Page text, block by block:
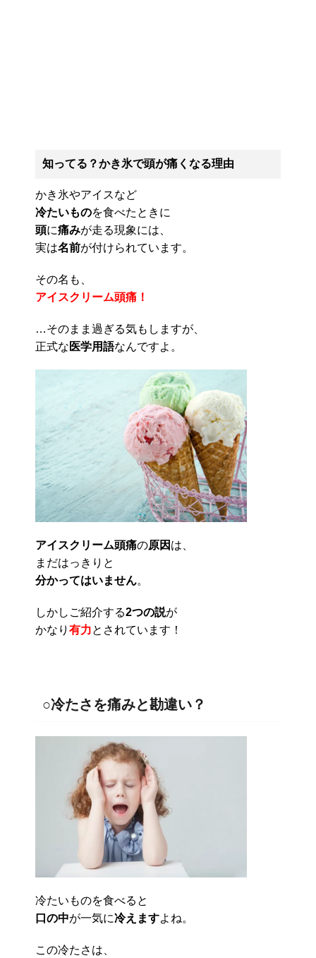
知ってる？かき氷で頭が痛くなる理由
かき氷やアイスなど
冷たいものを食べたときに
頭に痛みが走る現象には、
実は名前が付けられています。
その名も、
アイスクリーム頭痛 ！
…そのまま過ぎる気もしますが、
正式な 医学用語なんですよ。
アイスクリーム頭痛の原因 は、
まだはっきりと
分かってはいません。
しかしご紹介する2つの説が
かなり 有力とされています！
○冷たさを痛みと勘違い？
冷たいものを食べると
口の中が一気に冷えますよね。
この冷たさは、